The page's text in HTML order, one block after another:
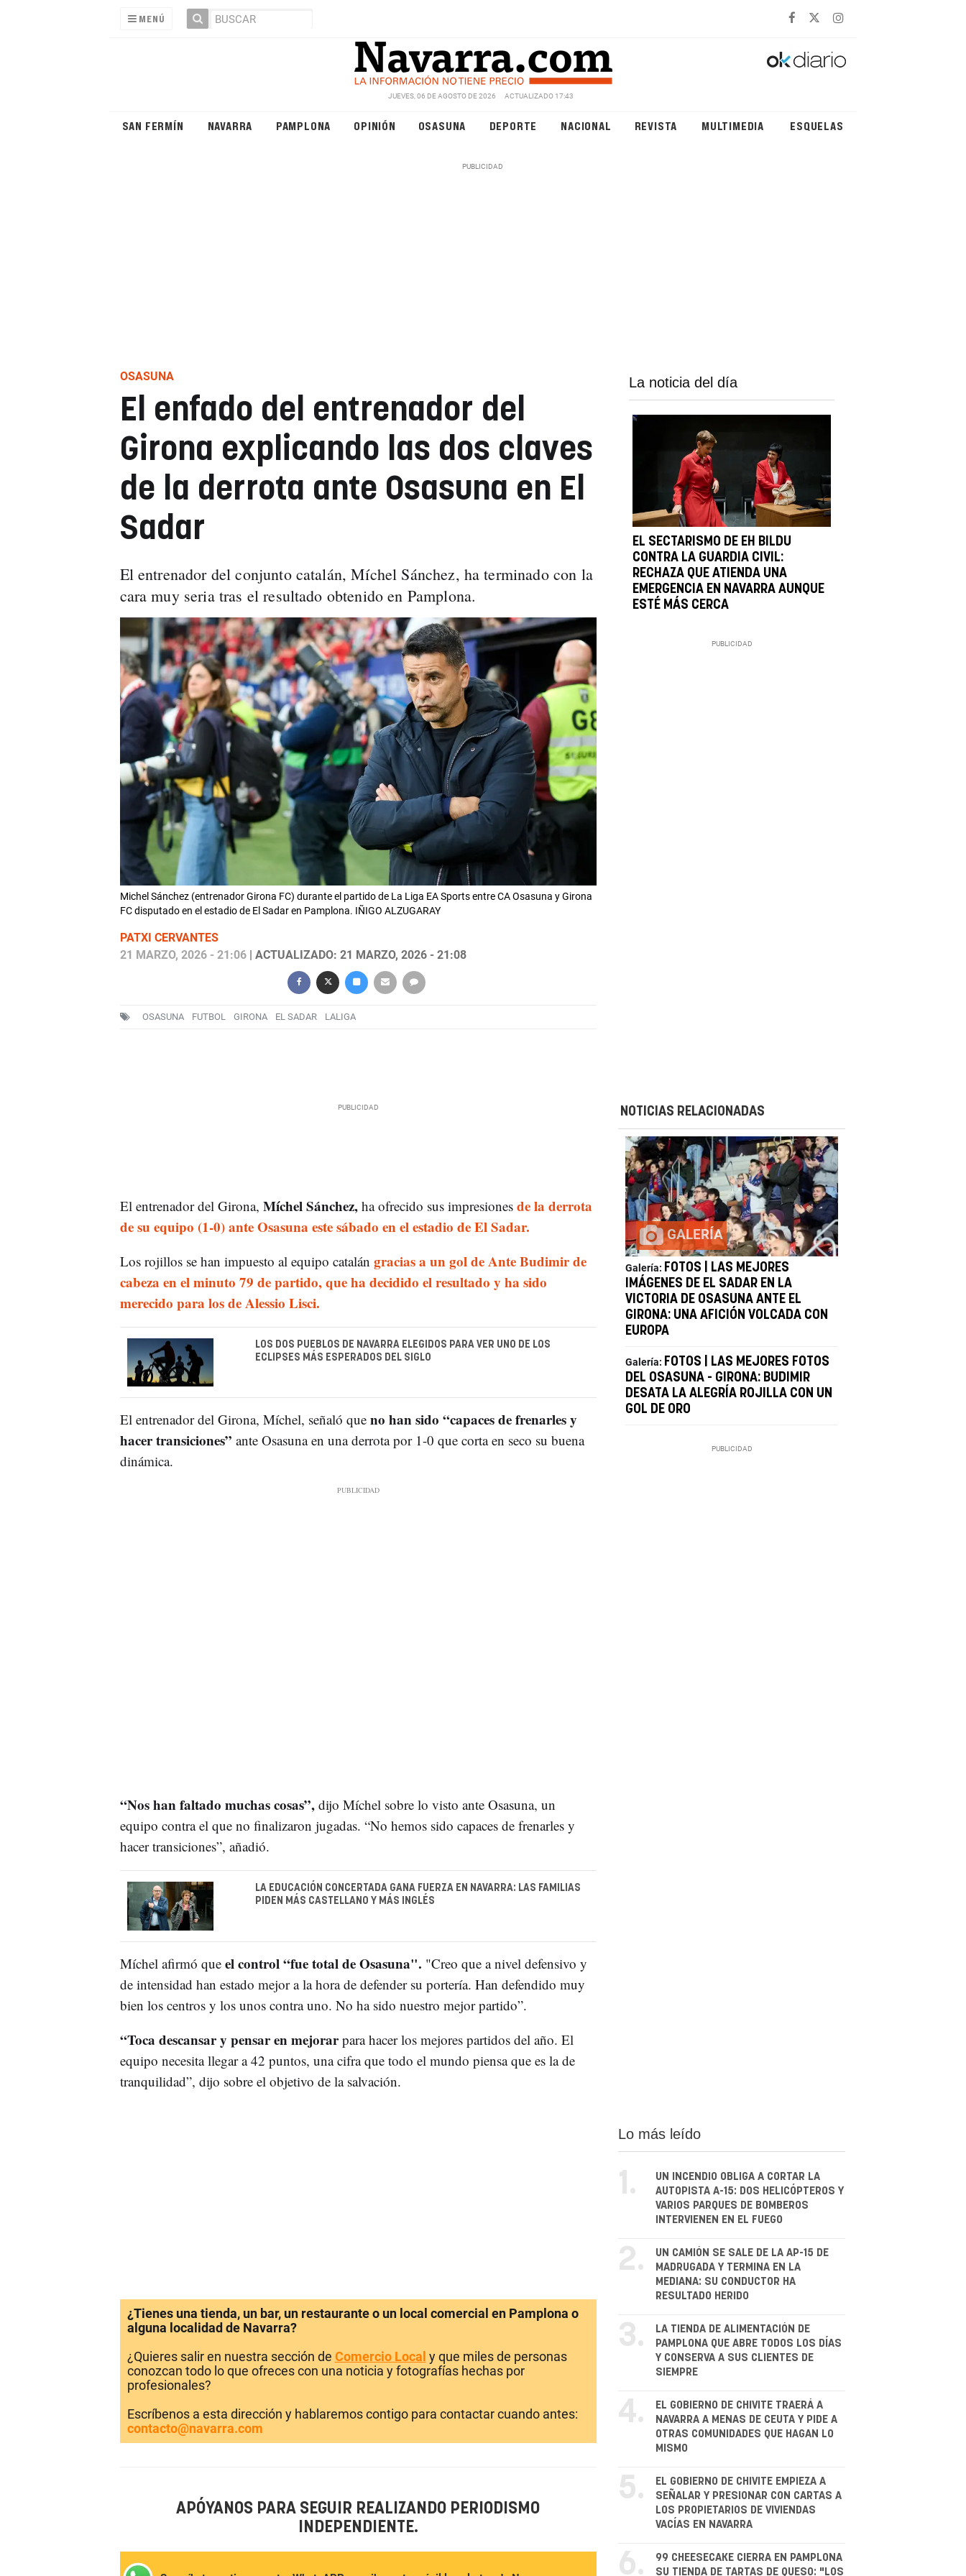
MENÚ
JUEVES, 06 DE AGOSTO DE 2026 ACTUALIZADO 17:43
SAN FERMÍN NAVARRA PAMPLONA OPINIÓN OSASUNA DEPORTE NACIONAL REVISTA MULTIMEDIA ESQUELAS
OSASUNA
El enfado del entrenador del
Girona explicando las dos claves
de la derrota ante Osasuna en El
Sadar
El entrenador del conjunto catalán, Míchel Sánchez, ha terminado con la
cara muy seria tras el resultado obtenido en Pamplona.
Michel Sánchez (entrenador Girona FC) durante el partido de La Liga EA Sports entre CA Osasuna y Girona
FC disputado en el estadio de El Sadar en Pamplona. IÑIGO ALZUGARAY
PATXI CERVANTES
21 MARZO, 2026 - 21:06| ACTUALIZADO: 21 MARZO, 2026 - 21:08
OSASUNA FUTBOL GIRONA EL SADAR LALIGA
La noticia del día
EL SECTARISMO DE EH BILDU
CONTRA LA GUARDIA CIVIL:
RECHAZA QUE ATIENDA UNA
EMERGENCIA EN NAVARRA AUNQUE
ESTÉ MÁS CERCA
El entrenador del Girona, Míchel Sánchez,ha ofrecido sus impresiones de la derrota
de su equipo (1-0) ante Osasuna este sábado en el estadio de El Sadar.
Los rojillos se han impuesto al equipo catalán gracias a un gol de Ante Budimir de
cabeza en el minuto 79 de partido, que ha decidido el resultado y ha sido
merecido para los de Alessio Lisci.
LOS DOS PUEBLOS DE NAVARRA ELEGIDOS PARA VER UNO DE LOS
ECLIPSES MÁS ESPERADOS DEL SIGLO
El entrenador del Girona, Míchel, señaló que no han sido “capaces de frenarles y
hacer transiciones” ante Osasuna en una derrota por 1-0 que corta en seco su buena
dinámica.
“Nos han faltado muchas cosas”, dijo Míchel sobre lo visto ante Osasuna, un
equipo contra el que no finalizaron jugadas. “No hemos sido capaces de frenarles y
hacer transiciones”, añadió.
LA EDUCACIÓN CONCERTADA GANA FUERZA EN NAVARRA: LAS FAMILIAS
PIDEN MÁS CASTELLANO Y MÁS INGLÉS
Míchel afirmó que el control “fue total de Osasuna". "Creo que a nivel defensivo y
de intensidad han estado mejor a la hora de defender su portería. Han defendido muy
bien los centros y los unos contra uno. No ha sido nuestro mejor partido”.
“Toca descansar y pensar en mejorarpara hacer los mejores partidos del año. El
equipo necesita llegar a 42 puntos, una cifra que todo el mundo piensa que es la de
tranquilidad”, dijo sobre el objetivo de la salvación.
NOTICIAS RELACIONADAS
GALERÍA
Galería: FOTOS | LAS MEJORES
IMÁGENES DE EL SADAR EN LA
VICTORIA DE OSASUNA ANTE EL
GIRONA: UNA AFICIÓN VOLCADA CON
EUROPA
Galería: FOTOS | LAS MEJORES FOTOS
DEL OSASUNA - GIRONA: BUDIMIR
DESATA LA ALEGRÍA ROJILLA CON UN
GOL DE ORO
¿Tienes una tienda, un bar, un restaurante o un local comercial en Pamplona o
alguna localidad de Navarra?
¿Quieres salir en nuestra sección de Comercio Local y que miles de personas
conozcan todo lo que ofreces con una noticia y fotografías hechas por
profesionales?
Escríbenos a esta dirección y hablaremos contigo para contactar cuando antes:
contacto@navarra.com
APÓYANOS PARA SEGUIR REALIZANDO PERIODISMO
INDEPENDIENTE.
Lo más leído
1.
UN INCENDIO OBLIGA A CORTAR LA
AUTOPISTA A-15: DOS HELICÓPTEROS Y
VARIOS PARQUES DE BOMBEROS
INTERVIENEN EN EL FUEGO
2.
UN CAMIÓN SE SALE DE LA AP-15 DE
MADRUGADA Y TERMINA EN LA
MEDIANA: SU CONDUCTOR HA
RESULTADO HERIDO
3.
LA TIENDA DE ALIMENTACIÓN DE
PAMPLONA QUE ABRE TODOS LOS DÍAS
Y CONSERVA A SUS CLIENTES DE
SIEMPRE
4.
EL GOBIERNO DE CHIVITE TRAERÁ A
NAVARRA A MENAS DE CEUTA Y PIDE A
OTRAS COMUNIDADES QUE HAGAN LO
MISMO
5.
EL GOBIERNO DE CHIVITE EMPIEZA A
SEÑALAR Y PRESIONAR CON CARTAS A
LOS PROPIETARIOS DE VIVIENDAS
VACÍAS EN NAVARRA
6.
99 CHEESECAKE CIERRA EN PAMPLONA
SU TIENDA DE TARTAS DE QUESO: "LOS